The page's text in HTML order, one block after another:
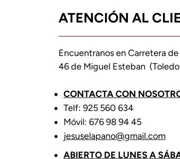
ATENCIÓN AL
Encuentranos en Carretera
46 de Miguel Esteban
CONTACTA CON
Telf: 925 560 634
Móvil: 676 98 94 45
jesuselapano@gmail.com
ABIERTO DE LUNES A